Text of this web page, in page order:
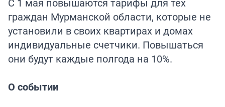
граждан Мурманской области, которые не
установили в своих квартирах и домах
индивидуальные счетчики. Повышаться
они будут каждые полгода на 10%.
О событии